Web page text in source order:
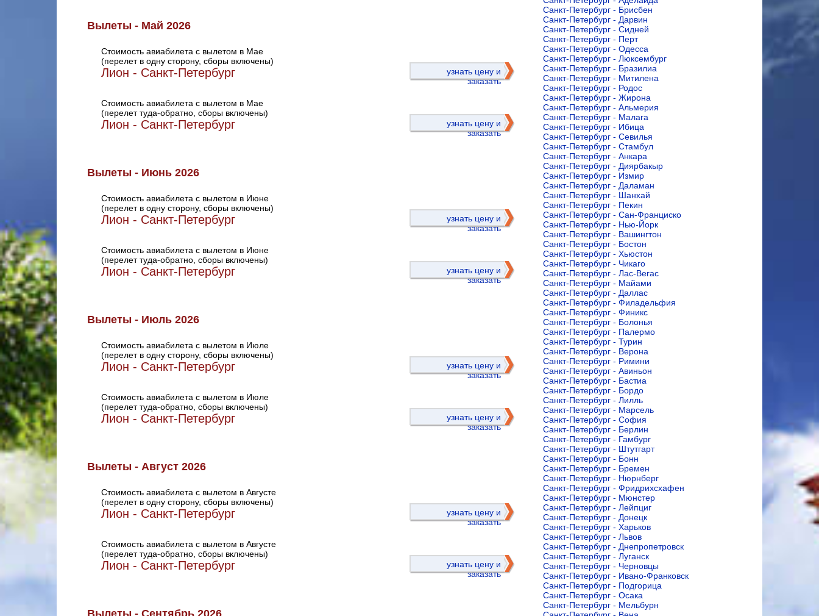
Вылеты - Май 2026
Стоимость авиабилета с вылетом в Мае
(перелет в одну сторону, сборы включены)
Лион - Санкт-Петербург
узнать цену и
заказать
Стоимость авиабилета с вылетом в Мае
(перелет туда-обратно, сборы включены)
Лион - Санкт-Петербург
узнать цену и
заказать
Вылеты - Июнь 2026
Стоимость авиабилета с вылетом в Июне
(перелет в одну сторону, сборы включены)
Лион - Санкт-Петербург
узнать цену и
заказать
Стоимость авиабилета с вылетом в Июне
(перелет туда-обратно, сборы включены)
Лион - Санкт-Петербург
узнать цену и
заказать
Вылеты - Июль 2026
Стоимость авиабилета с вылетом в Июле
(перелет в одну сторону, сборы включены)
Лион - Санкт-Петербург
узнать цену и
заказать
Стоимость авиабилета с вылетом в Июле
(перелет туда-обратно, сборы включены)
Лион - Санкт-Петербург
узнать цену и
заказать
Вылеты - Август 2026
Стоимость авиабилета с вылетом в Августе
(перелет в одну сторону, сборы включены)
Лион - Санкт-Петербург
узнать цену и
заказать
Стоимость авиабилета с вылетом в Августе
(перелет туда-обратно, сборы включены)
Лион - Санкт-Петербург
узнать цену и
заказать
Вылеты - Сентябрь 2026
Санкт-Петербург - Брисбен
Санкт-Петербург - Дарвин
Санкт-Петербург - Сидней
Санкт-Петербург - Перт
Санкт-Петербург - Одесса
Санкт-Петербург - Люксембург
Санкт-Петербург - Бразилиа
Санкт-Петербург - Митилена
Санкт-Петербург - Родос
Санкт-Петербург - Жирона
Санкт-Петербург - Альмерия
Санкт-Петербург - Малага
Санкт-Петербург - Ибица
Санкт-Петербург - Севилья
Санкт-Петербург - Стамбул
Санкт-Петербург - Анкара
Санкт-Петербург - Диярбакыр
Санкт-Петербург - Измир
Санкт-Петербург - Даламан
Санкт-Петербург - Шанхай
Санкт-Петербург - Пекин
Санкт-Петербург - Сан-Франциско
Санкт-Петербург - Нью-Йорк
Санкт-Петербург - Вашингтон
Санкт-Петербург - Бостон
Санкт-Петербург - Хьюстон
Санкт-Петербург - Чикаго
Санкт-Петербург - Лас-Вегас
Санкт-Петербург - Майами
Санкт-Петербург - Даллас
Санкт-Петербург - Филадельфия
Санкт-Петербург - Финикс
Санкт-Петербург - Болонья
Санкт-Петербург - Палермо
Санкт-Петербург - Турин
Санкт-Петербург - Верона
Санкт-Петербург - Римини
Санкт-Петербург - Авиньон
Санкт-Петербург - Бастиа
Санкт-Петербург - Бордо
Санкт-Петербург - Лилль
Санкт-Петербург - Марсель
Санкт-Петербург - София
Санкт-Петербург - Берлин
Санкт-Петербург - Гамбург
Санкт-Петербург - Штутгарт
Санкт-Петербург - Бонн
Санкт-Петербург - Бремен
Санкт-Петербург - Нюрнберг
Санкт-Петербург - Фридрихсхафен
Санкт-Петербург - Мюнстер
Санкт-Петербург - Лейпциг
Санкт-Петербург - Донецк
Санкт-Петербург - Харьков
Санкт-Петербург - Львов
Санкт-Петербург - Днепропетровск
Санкт-Петербург - Луганск
Санкт-Петербург - Черновцы
Санкт-Петербург - Ивано-Франковск
Санкт-Петербург - Подгорица
Санкт-Петербург - Осака
Санкт-Петербург - Мельбурн